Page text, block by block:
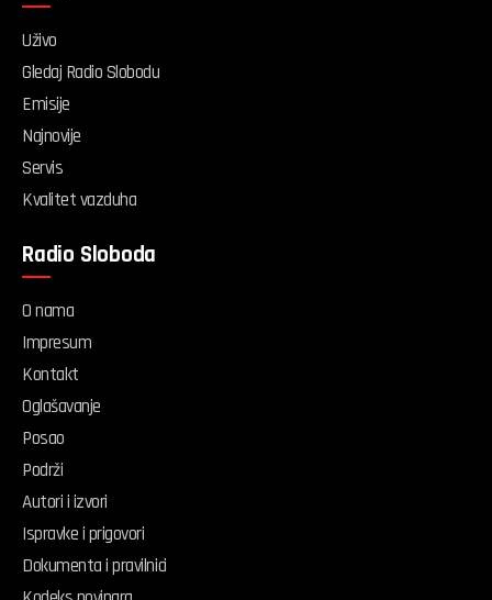
Uživo
Gledaj Radio Slobodu
Emisije
Najnovije
Servis
Kvalitet vazduha
Radio Sloboda
O nama
Impresum
Kontakt
Oglašavanje
Posao
Podrži
Autori i izvori
Ispravke i prigovori
Dokumenta i pravilnici